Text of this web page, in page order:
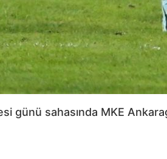
günü sahasında MKE